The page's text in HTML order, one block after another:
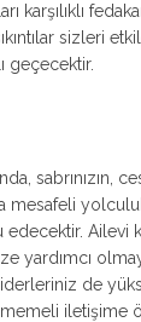
karşılıklı
sizleri
geçecektir.
sabrınızın,
mesafeli
edecektir.
yardımcı
de
iletişime